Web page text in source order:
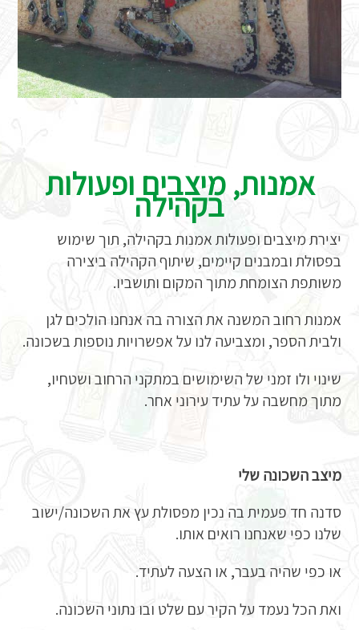
אמנות, מיצבים ופעולות
בקהילה
יצירת מיצבים ופעולות אמנות בקהילה, תוך שימוש
בפסולת ובמבנים קיימים, שיתוף הקהילה ביצירה
משותפת הצומחת מתוך המקום ותושביו.
אמנות רחוב המשנה את הצורה בה אנחנו הולכים לגן
ולבית הספר, ומצביעה לנו על אפשרויות נוספות בשכונה.
שינוי ולו זמני של השימושים במתקני הרחוב ושטחיו,
מתוך מחשבה על עתיד עירוני אחר.
מיצב השכונה שלי
סדנה חד פעמית בה נכין מפסולת עץ את השכונה/ישוב
שלנו כפי שאנחנו רואים אותו.
או כפי שהיה בעבר, או הצעה לעתיד.
ואת הכל נעמד על הקיר עם שלט ובו נתוני השכונה.